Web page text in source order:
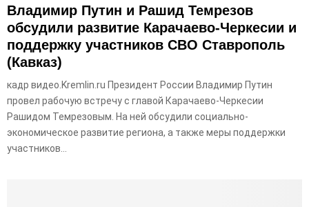
Владимир Путин и Рашид Темрезов
обсудили развитие Карачаево-Черкесии и
поддержку участников СВО Ставрополь
(Кавказ)
кадр видео.Kremlin.ru Президент России Владимир Путин
провел рабочую встречу с главой Карачаево-Черкесии
Рашидом Темрезовым. На ней обсудили социально-
экономическое развитие региона, а также меры поддержки
участников...